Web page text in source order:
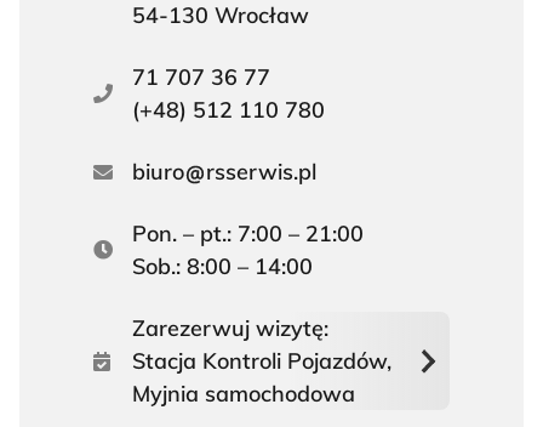
54-130 Wrocław
71 707 36 77
(+48) 512 110 780
biuro rsserwis.pl
Pon. – pt.: 7:00 – 21:00
Sob.: 8:00 – 14:00
Zarezerwuj wizytę:
Stacja Kontroli Pojazdów,
Myjnia samochodowa